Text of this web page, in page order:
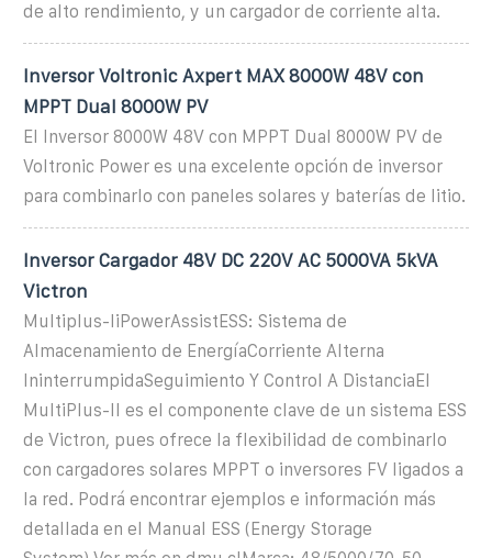
de alto rendimiento, y un cargador de corriente alta.
Inversor Voltronic Axpert MAX 8000W 48V con
MPPT Dual 8000W PV
El Inversor 8000W 48V con MPPT Dual 8000W PV de
Voltronic Power es una excelente opción de inversor
para combinarlo con paneles solares y baterías de litio.
Inversor Cargador 48V DC 220V AC 5000VA 5kVA
Victron
Multiplus-IiPowerAssistESS: Sistema de
Almacenamiento de EnergíaCorriente Alterna
IninterrumpidaSeguimiento Y Control A DistanciaEl
MultiPlus-II es el componente clave de un sistema ESS
de Victron, pues ofrece la flexibilidad de combinarlo
con cargadores solares MPPT o inversores FV ligados a
la red. Podrá encontrar ejemplos e información más
detallada en el Manual ESS (Energy Storage